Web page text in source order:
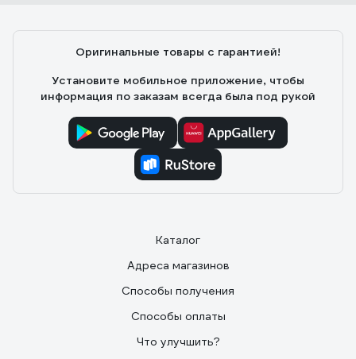
Оригинальные товары с гарантией!
Установите мобильное приложение, чтобы
информация по заказам всегда была под рукой
Каталог
Адреса магазинов
Способы получения
Способы оплаты
Что улучшить?